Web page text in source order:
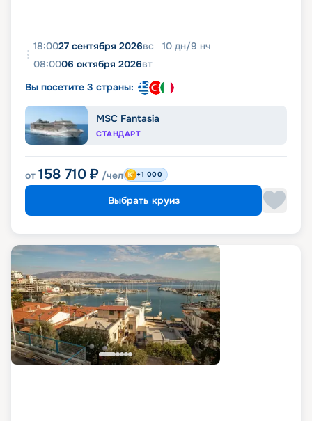
18:0027 сентября 2026вс 10 дн/9 нч
08:0006 октября 2026вт
Вы посетите 3 страны:
MSC Fantasia
СТАНДАРТ
от 158 710 ₽ /чел +1 000
Выбрать круиз